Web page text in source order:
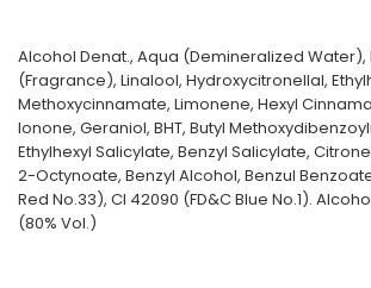
Alcohol Denat., Aqua (Demineralized Water),
(Fragrance), Linalool, Hydroxycitronellal,
Methoxycinnamate, Limonene, Hexyl
Ionone, Geraniol, BHT, Butyl
Ethylhexyl Salicylate, Benzyl Salicylate,
2-Octynoate, Benzyl Alcohol, Benzul
Red No.33), CI 42090 (FD&C Blue No.1).
(80% Vol.)